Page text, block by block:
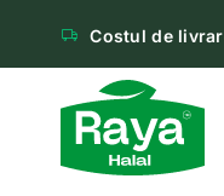
Costul de